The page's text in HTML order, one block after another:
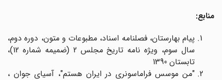
منابع:
پیام بهارستان، فصلنامه اسناد، مطبوعات و متون، دوره دوم،
سال سوم، ویژه نامه تاریخ مجلس 2 (ضمیمه شماره 12)،
تابستان 1390
"من موسس فراماسونری در ایران هستم"، آسیای جوان ،